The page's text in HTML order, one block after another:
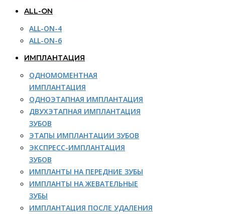
ALL-ON
ALL-ON-4
ALL-ON-6
ИМПЛАНТАЦИЯ
ОДНОМОМЕНТНАЯ
ИМПЛАНТАЦИЯ
ОДНОЭТАПНАЯ ИМПЛАНТАЦИЯ
ДВУХЭТАПНАЯ ИМПЛАНТАЦИЯ
ЗУБОВ
ЭТАПЫ ИМПЛАНТАЦИИ ЗУБОВ
ЭКСПРЕСС-ИМПЛАНТАЦИЯ
ЗУБОВ
ИМПЛАНТЫ НА ПЕРЕДНИЕ ЗУБЫ
ИМПЛАНТЫ НА ЖЕВАТЕЛЬНЫЕ
ЗУБЫ
ИМПЛАНТАЦИЯ ПОСЛЕ УДАЛЕНИЯ